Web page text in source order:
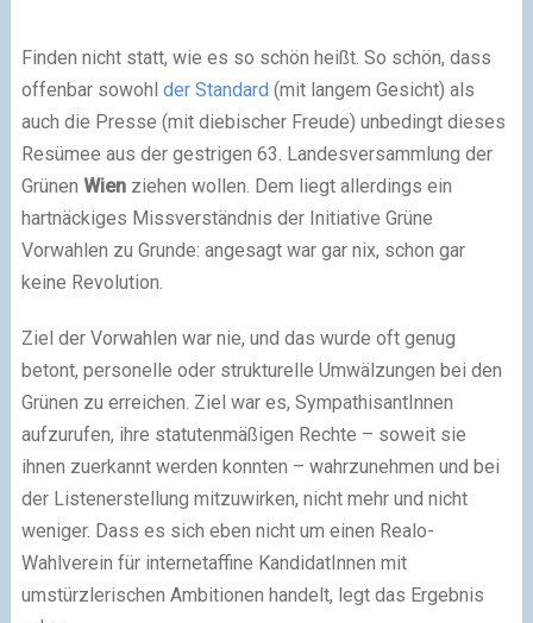
Finden nicht statt, wie es so schön heißt. So schön, dass
offenbar sowohl der Standard (mit langem Gesicht) als
auch die Presse (mit diebischer Freude) unbedingt dieses
Resümee aus der gestrigen 63. Landesversammlung der
Grünen Wienziehen wollen. Dem liegt allerdings ein
hartnäckiges Missverständnis der Initiative Grüne
Vorwahlen zu Grunde: angesagt war gar nix, schon gar
keine Revolution.
Ziel der Vorwahlen war nie, und das wurde oft genug
betont, personelle oder strukturelle Umwälzungen bei den
Grünen zu erreichen. Ziel war es, SympathisantInnen
aufzurufen, ihre statutenmäßigen Rechte – soweit sie
ihnen zuerkannt werden konnten – wahrzunehmen und bei
der Listenerstellung mitzuwirken, nicht mehr und nicht
weniger. Dass es sich eben nicht um einen Realo-
Wahlverein für internetaffine KandidatInnen mit
umstürzlerischen Ambitionen handelt, legt das Ergebnis